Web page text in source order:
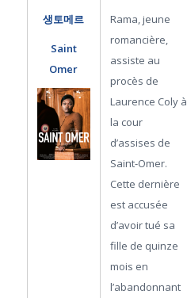
생토메르
Saint
Omer
Rama, jeune
romancière,
assiste au
procès de
Laurence Coly à
la cour
d’assises de
Saint-Omer.
Cette dernière
est accusée
d’avoir tué sa
fille de quinze
mois en
l’abandonnant